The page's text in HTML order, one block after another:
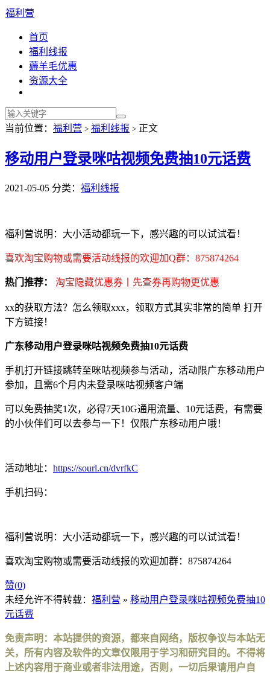
福利营
首页
福利线报
薅羊毛优惠
资源大全
当前位置： 福利营 > 福利线报 > 正文
移动用户登录咪咕视频免费抽10元话费
2021-05-05 分类： 福利线报
福利营说明：大小活动都玩一下，感兴趣的可以试试看！
喜欢淘宝购物或需要活动线报的欢迎加Q群：875874264
热门推荐： 淘宝隐藏优惠券丨先查券再购物更优惠
xx的获取方法？怎么领取xxx，领取方式其实非常的简单 打开
下方链接！
广东移动用户登录咪咕视频免费抽10元话费
手机打开链接跳转至咪咕视频参与活动，活动限广东移动用户
参加，且需6个月内未登录咪咕视频客户端
可以免费抽奖1次，必得7天10G通用流量、10元话费，有需要
的小伙伴们可以去参与一下！仅限广东移动用户哦！
活动地址： https://sourl.cn/dvrfkC
手机扫码：
福利营说明：大小活动都玩一下，感兴趣的可以试试看！
喜欢淘宝购物或需要活动线报的欢迎加群：875874264
赞(0)
未经允许不得转载： 福利营 » 移动用户登录咪咕视频免费抽10
元话费
免责声明：本站提供的资源，都来自网络，版权争议与本站无
关，所有内容及软件的文章仅限用于学习和研究目的。不得将
上述内容用于商业或者非法用途，否则，一切后果请用户自